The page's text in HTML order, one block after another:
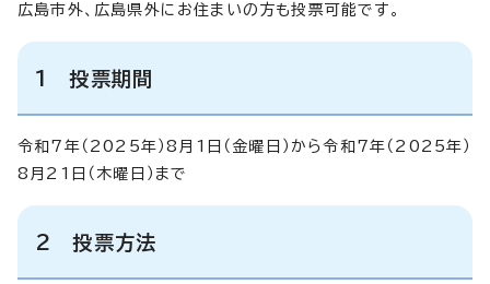
広島市外、広島県外にお住まいの方も投票可能です。
1 投票期間
令和7年（2025年）8月1日（金曜日）から令和7年（2025年）
8月21日（木曜日）まで
2 投票方法